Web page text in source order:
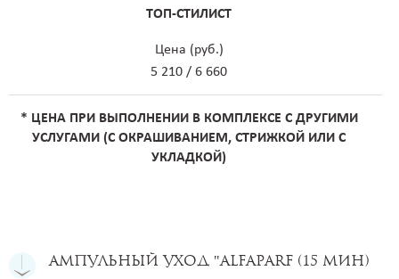
ТОП-СТИЛИСТ
Цена (руб.)
5 210 / 6 660
* ЦЕНА ПРИ ВЫПОЛНЕНИИ В КОМПЛЕКСЕ С ДРУГИМИ
УСЛУГАМИ (С ОКРАШИВАНИЕМ, СТРИЖКОЙ ИЛИ С
УКЛАДКОЙ)
Ампульный уход "Alfaparf (15 мин)